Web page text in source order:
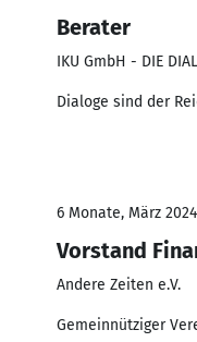
Berater
IKU GmbH - DIE
Dialoge sind der
6 Monate, März
Vorstand
Andere Zeiten e.V.
Gemeinnütziger